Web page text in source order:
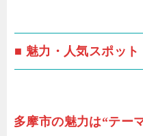
■ 魅力・人気スポット
多摩市の魅力は“テー